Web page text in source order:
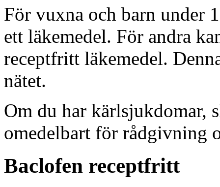
För vuxna och barn under
ett läkemedel. För andra
receptfritt läkemedel.
nätet.
Om du har kärlsjukdomar,
omedelbart för rådgivning
Baclofen receptfritt